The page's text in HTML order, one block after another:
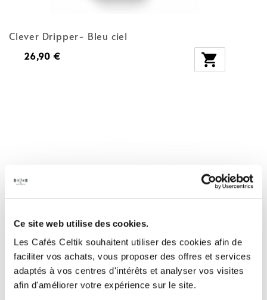
Ce site web utilise des cookies.
Les Cafés Celtik souhaitent utiliser des cookies afin de
faciliter vos achats, vous proposer des offres et services
adaptés à vos centres d'intérêts et analyser vos visites
afin d'améliorer votre expérience sur le site.
Clever Dripper- Bleu ciel
26,90 € 